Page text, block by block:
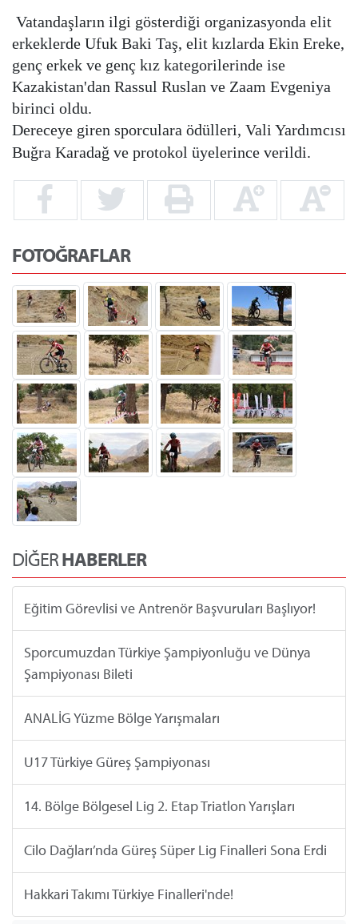
Vatandaşların ilgi gösterdiği organizasyonda elit
erkeklerde Ufuk Baki Taş, elit kızlarda Ekin Ereke,
genç erkek ve genç kız kategorilerinde ise
Kazakistan'dan Rassul Ruslan ve Zaam Evgeniya
birinci oldu.
Dereceye giren sporculara ödülleri, Vali Yardımcısı
Buğra Karadağ ve protokol üyelerince verildi.
FOTOĞRAFLAR
DİĞERHABERLER
Eğitim Görevlisi ve Antrenör Başvuruları Başlıyor!
Sporcumuzdan Türkiye Şampiyonluğu ve Dünya
Şampiyonası Bileti
ANALİG Yüzme Bölge Yarışmaları
U17 Türkiye Güreş Şampiyonası
14. Bölge Bölgesel Lig 2. Etap Triatlon Yarışları
Cilo Dağları’nda Güreş Süper Lig Finalleri Sona Erdi
Hakkari Takımı Türkiye Finalleri'nde!